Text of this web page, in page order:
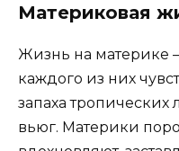
Материковая
Жизнь на материке
каждого из них
запаха тропических
вьюг. Материки